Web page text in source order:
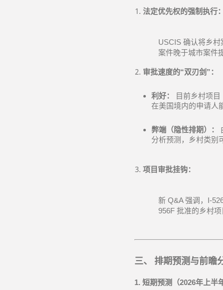
法定优先权的强制执行
USCIS 确认将乡村
案件晚于城市案件
审批速度的“双刃剑 ”：
利好： 目前乡村项目
在美国境内的申请人
弊端（隐性排期）：
分析预测，乡村类别
项目审批挂钩：
新 Q&A强调， I-
956F 批准的乡村
三、 排期预测与前瞻
1. 短期预测（2026年上半